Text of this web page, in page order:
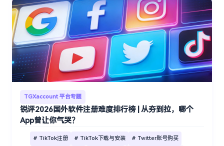
TGXaccount 平台专题
锐评2026国外软件注册难度排行榜 | 从夯到拉，哪个
App曾让你气哭？
# TikTok注册 # TikTok下载与安装 # Twitter账号购买